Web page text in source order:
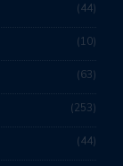
44
10
63
253
44